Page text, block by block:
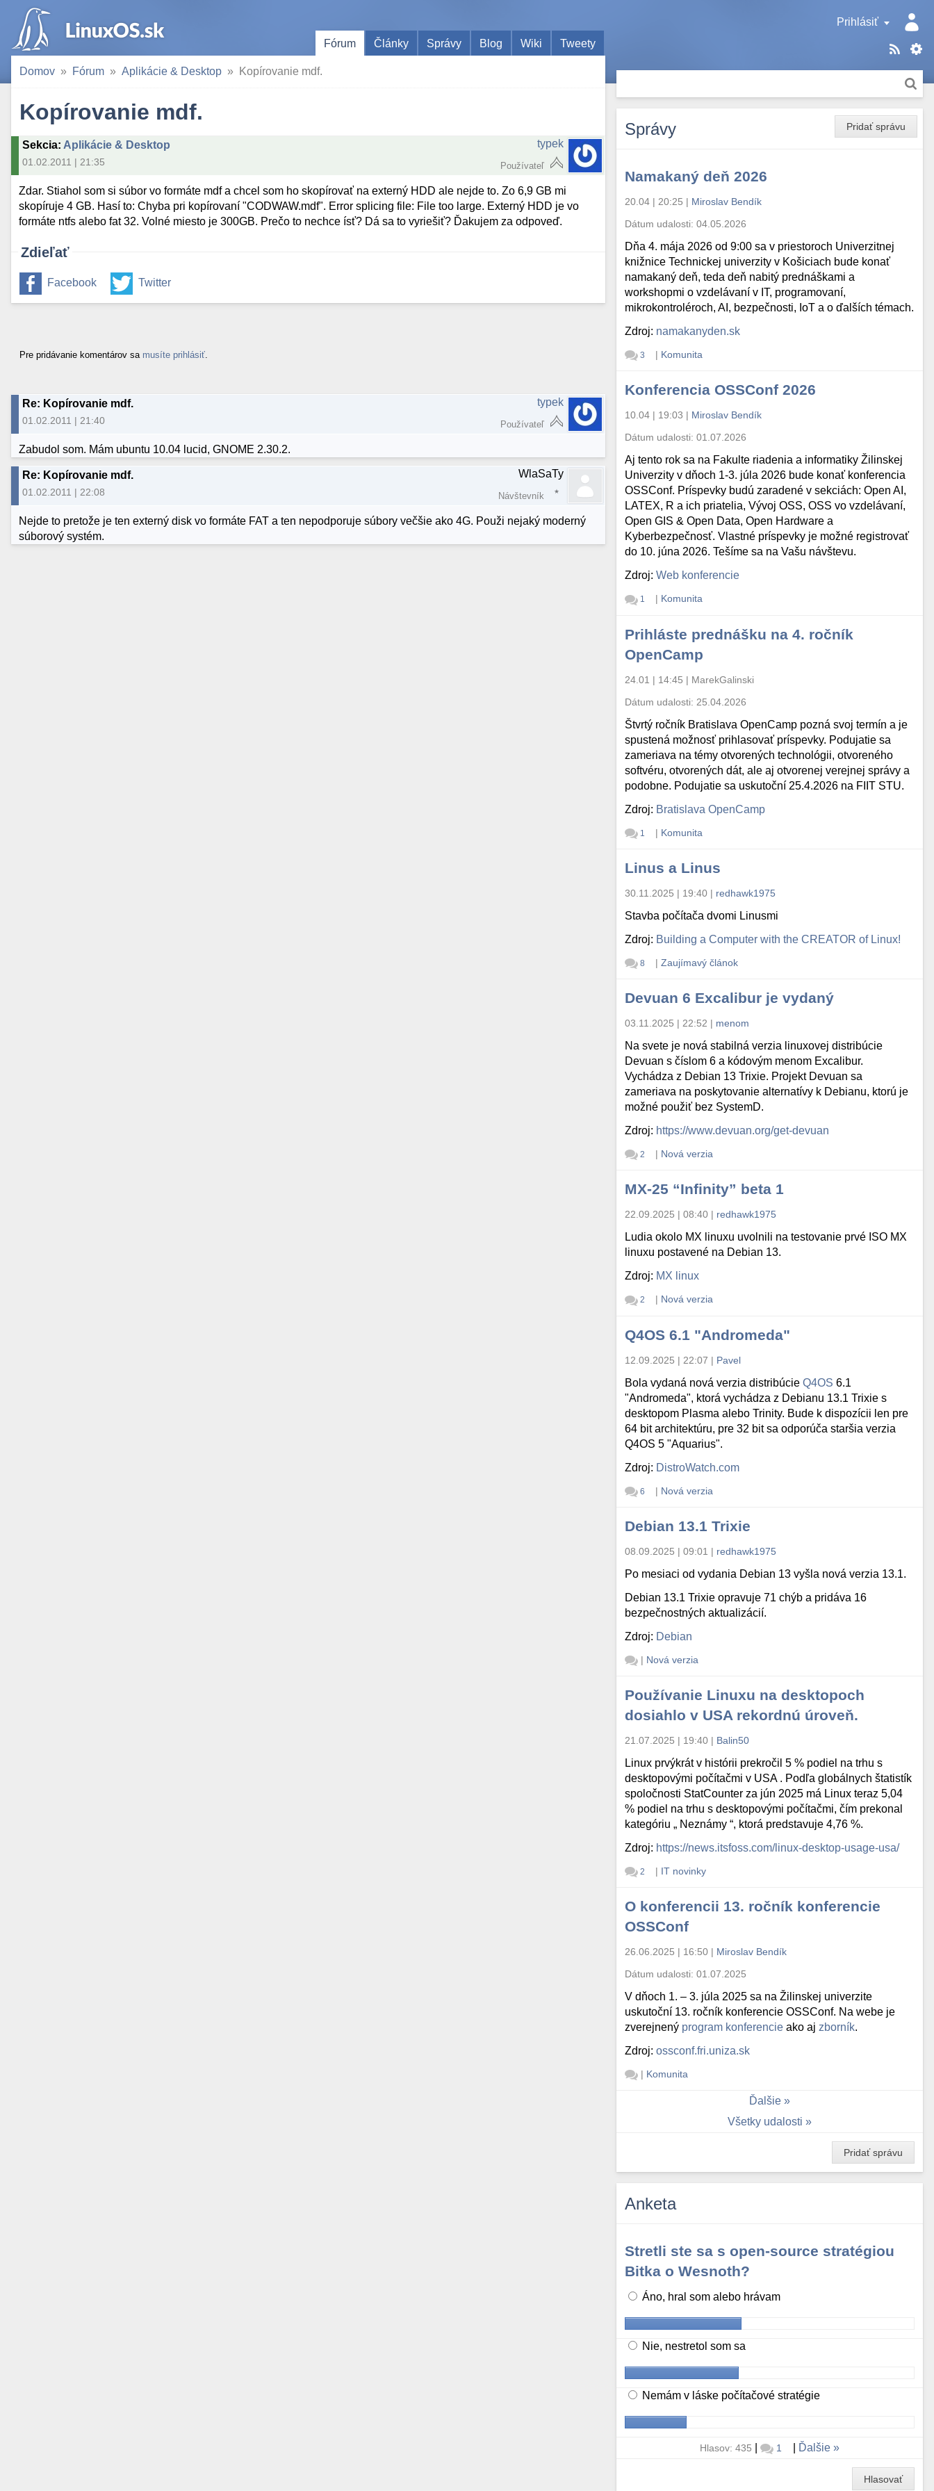
Prihlásiť
Fórum
Články Správy Blog Wiki Tweety
Domov Fórum Aplikácie & Desktop Kopírovanie mdf.
Kopírovanie mdf.
Sekcia: Aplikácie & Desktop
01.02.2011 | 21:35
typek
Používateľ
Zdar. Stiahol som si súbor vo formáte mdf a chcel som ho skopírovať na externý HDD ale nejde to. Zo 6,9 GB mi
skopíruje 4 GB. Hasí to: Chyba pri kopírovaní "CODWAW.mdf". Error splicing file: File too large. Externý HDD je vo
formáte ntfs alebo fat 32. Volné miesto je 300GB. Prečo to nechce ísť? Dá sa to vyriešiť? Ďakujem za odpoveď.
Zdieľať
Facebook Twitter
Pre pridávanie komentárov sa musíte prihlásiť
Re: Kopírovanie mdf.
01.02.2011 | 21:40
typek
Používateľ
Zabudol som. Mám ubuntu 10.04 lucid, GNOME 2.30.2.
Re: Kopírovanie mdf.
01.02.2011 | 22:08
WlaSaTy
Návštevník
Nejde to pretože je ten externý disk vo formáte FAT a ten nepodporuje súbory večšie ako 4G. Použi nejaký moderný
súborový systém.
Pridať správu
Správy
Namakaný deň 2026
20.04 | 20:25 | Miroslav Bendík
Dátum udalosti:04.05.2026
Dňa 4. mája 2026 od 9:00 sa v priestoroch Univerzitnej
knižnice Technickej univerzity v Košiciach bude konať
namakaný deň, teda deň nabitý prednáškami a
workshopmi o vzdelávaní v IT, programovaní,
mikrokontroléroch, AI, bezpečnosti, IoT a o ďalších témach.
Zdroj: namakanyden.sk
3 | Komunita
Konferencia OSSConf 2026
10.04 | 19:03 | Miroslav Bendík
Dátum udalosti:01.07.2026
Aj tento rok sa na Fakulte riadenia a informatiky Žilinskej
Univerzity v dňoch 1-3. júla 2026 bude konať konferencia
OSSConf. Príspevky budú zaradené v sekciách: Open AI,
LATEX, R a ich priatelia, Vývoj OSS, OSS vo vzdelávaní,
Open GIS & Open Data, Open Hardware a
Kyberbezpečnosť. Vlastné príspevky je možné registrovať
do 10. júna 2026. Tešíme sa na Vašu návštevu.
Zdroj:Web konferencie
1 | Komunita
Prihláste prednášku na 4. ročník
OpenCamp
24.01 | 14:45 | MarekGalinski
Dátum udalosti: 25.04.2026
Štvrtý ročník Bratislava OpenCamp pozná svoj termín a je
spustená možnosť prihlasovať príspevky. Podujatie sa
zameriava na témy otvorených technológii, otvoreného
softvéru, otvorených dát, ale aj otvorenej verejnej správy a
podobne. Podujatie sa uskutoční 25.4.2026 na FIIT STU.
Zdroj: Bratislava OpenCamp
1 | Komunita
Linus a Linus
30.11.2025 | 19:40 | redhawk1975
Stavba počítača dvomi Linusmi
Zdroj: Building a Computer with the CREATOR of Linux!
8 | Zaujímavý článok
Devuan 6 Excalibur je vydaný
03.11.2025 | 22:52 | menom
Na svete je nová stabilná verzia linuxovej distribúcie
Devuan s číslom 6 a kódovým menom Excalibur.
Vychádza z Debian 13 Trixie. Projekt Devuan sa
zameriava na poskytovanie alternatívy k Debianu, ktorú je
možné použiť bez SystemD.
Zdroj: https://www.devuan.org/get-devuan
2 | Nová verzia
MX-25 “Infinity” beta 1
22.09.2025 | 08:40 | redhawk1975
Ludia okolo MX linuxu uvolnili na testovanie prvé ISO MX
linuxu postavené na Debian 13.
Zdroj: MX linux
2 | Nová verzia
Q4OS 6.1 "Andromeda"
12.09.2025 | 22:07 | Pavel
Bola vydaná nová verzia distribúcieQ4OS 6.1
"Andromeda", ktorá vychádza z Debianu 13.1 Trixie s
desktopom Plasma alebo Trinity. Bude k dispozícii len pre
64 bit architektúru, pre 32 bit sa odporúča staršia verzia
Q4OS 5 "Aquarius".
Zdroj: DistroWatch.com
6 | Nová verzia
Debian 13.1 Trixie
08.09.2025 | 09:01 | redhawk1975
Po mesiaci od vydania Debian 13 vyšla nová verzia 13.1.
Debian 13.1 Trixie opravuje 71 chýb a pridáva 16
bezpečnostných aktualizácií.
Zdroj: Debian
| Nová verzia
Používanie Linuxu na desktopoch
dosiahlo v USA rekordnú úroveň.
21.07.2025 | 19:40 | Balin50
Linux prvýkrát v histórii prekročil 5 % podiel na trhu s
desktopovými počítačmi v USA . Podľa globálnych štatistík
spoločnosti StatCounter za jún 2025 má Linux teraz 5,04
% podiel na trhu s desktopovými počítačmi, čím prekonal
kategóriu „ Neznámy “, ktorá predstavuje 4,76 %.
Zdroj: https://news.itsfoss.com/linux-desktop-usage-usa/
2 | IT novinky
O konferencii 13. ročník konferencie
OSSConf
26.06.2025 | 16:50 | Miroslav Bendík
Dátum udalosti:01.07.2025
V dňoch 1. – 3. júla 2025 sa na Žilinskej univerzite
uskutoční 13. ročník konferencie OSSConf. Na webe je
zverejnený program konferencie ako aj zborník.
Zdroj:ossconf.fri.uniza.sk
| Komunita
Ďalšie
Všetky udalosti
Pridať správu
Anketa
Stretli ste sa s open-source stratégiou
Bitka o Wesnoth?
Áno, hral som alebo hrávam
Nie, nestretol som sa
Nemám v láske počítačové stratégie
Hlasov: 435 | 1 Ďalšie
Hlasovať